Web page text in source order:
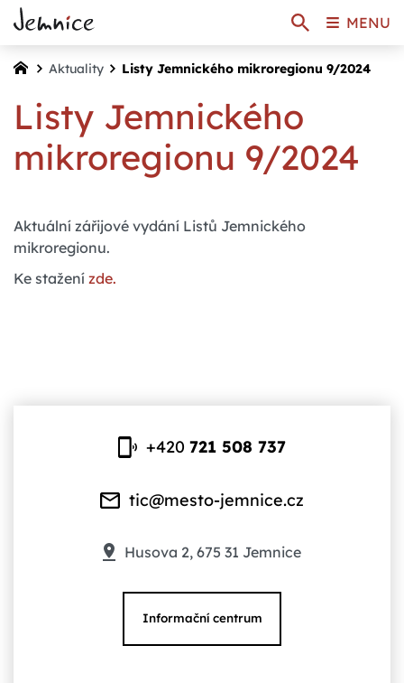
Aktuality Listy Jemnického mikroregionu 9/2024
Listy Jemnického
mikroregionu 9/2024
Aktuální zářijové vydání Listů Jemnického
mikroregionu.
Ke stažení zde.
+420721 508 737
tic@mesto-jemnice.cz
Husova 2, 675 31 Jemnice
Informační centrum
MENU